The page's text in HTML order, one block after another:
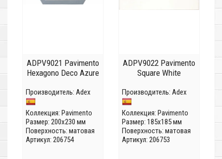
ADPV9021 Pavimento
Hexagono Deco Azure
Производитель: Adex
Коллекция: Pavimento
Размер: 200x230 мм
Поверхность: матовая
Артикул: 206754
ADPV9022 Pavimento
Square White
Производитель: Adex
Коллекция: Pavimento
Размер: 185x185 мм
Поверхность: матовая
Артикул: 206753